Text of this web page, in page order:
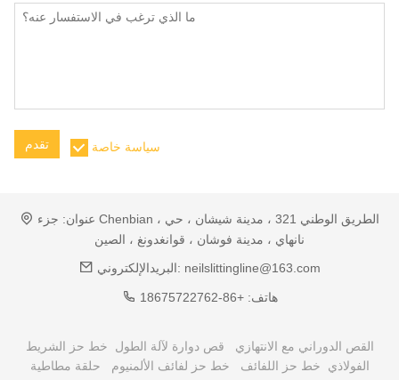
تقدم سياسة خاصة
عنوان: جزء Chenbian ، الطريق الوطني 321 ، مدينة شيشان ، حي
نانهاي ، مدينة فوشان ، قوانغدونغ ، الصين
البريدالإلكتروني: neilslittingline@163.com
هاتف: +86-18675722762
القص الدوراني مع الانتهازي قص دوارة لآلة الطول
خط حز الشريط
الفولاذي
خط حز اللفائف خط حز لفائف الألمنيوم
حلقة مطاطية